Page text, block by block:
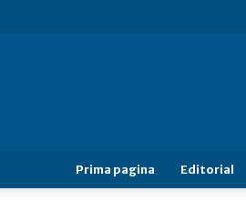
Prima pagina Editorial